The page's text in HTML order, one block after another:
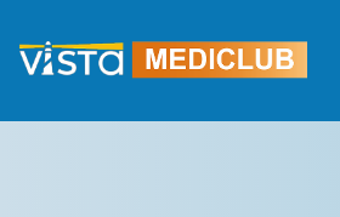
содержанию